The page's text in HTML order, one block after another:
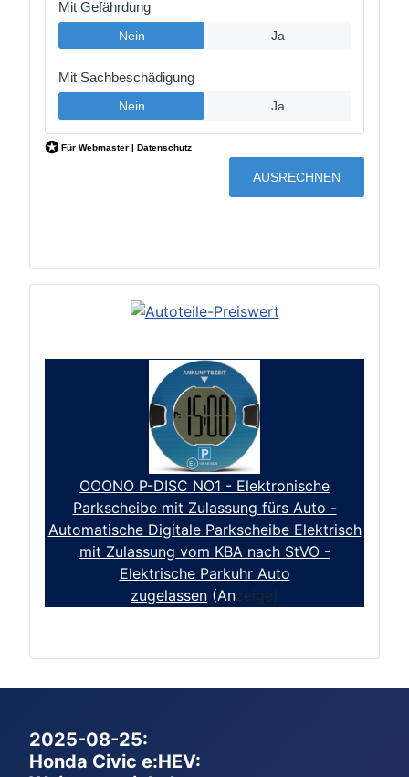
OOONO P-DISC NO1 - Elektronische
Parkscheibe mit Zulassung fürs Auto -
Automatische Digitale Parkscheibe Elektrisch
mit Zulassung vom KBA nach StVO -
Elektrische Parkuhr Auto
zugelassen (Anzeige)
2025-08-25:
Honda Civic e:HEV: